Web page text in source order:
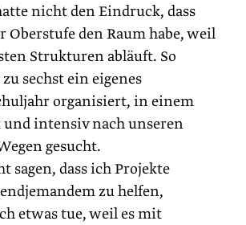
nicht den Eindruck, dass
Oberstufe den Raum habe, weil
Strukturen abläuft. So
sechst ein eigenes
organisiert, in einem
und intensiv nach unseren
gesucht.
sagen, dass ich Projekte
zu helfen,
etwas tue, weil es mit